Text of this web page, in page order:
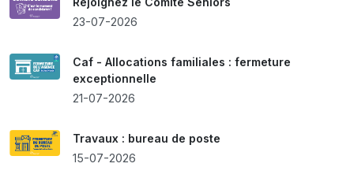
23-07-2026
Caf - Allocations familiales : fermeture
exceptionnelle
21-07-2026
Travaux : bureau de poste
15-07-2026